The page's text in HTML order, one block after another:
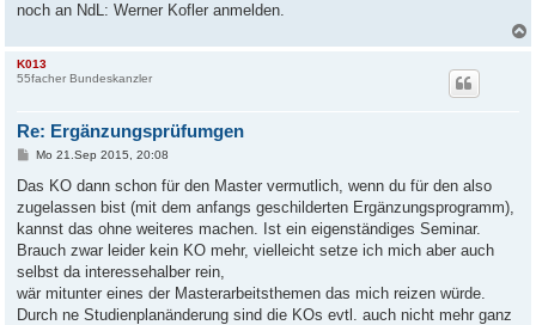
noch an NdL: Werner Kofler anmelden.
K013
55facher Bundeskanzler
Re: Ergänzungsprüfumgen
B
i
r
a
Mo 21.Sep 2015, 20:08
Das KO dann schon für den Master vermutlich, wenn du für den also
zugelassen bist (mit dem anfangs geschilderten Ergänzungsprogramm),
kannst das ohne weiteres machen. Ist ein eigenständiges Seminar.
Brauch zwar leider kein KO mehr, vielleicht setze ich mich aber auch
selbst da interessehalber rein,
wär mitunter eines der Masterarbeitsthemen das mich reizen würde.
Durch ne Studienplanänderung sind die KOs evtl. auch nicht mehr ganz